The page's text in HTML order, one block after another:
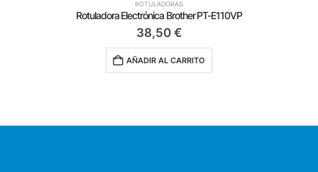
ROTULADORAS
Rotuladora Electrónica Brother PT-E110VP
38,50 €
AÑADIR AL CARRITO